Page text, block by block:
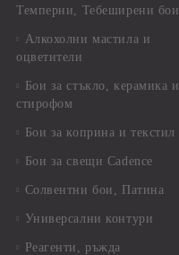
Темперни, Тебеширени бои
Алкохолни мастила и
оцветители
Бои за стъкло, керамика и
стирофом
Бои за коприна и текстил
Бои за свещи Cadence
Солвентни бои, Патина
Универсални контури
Реагенти, ръжда